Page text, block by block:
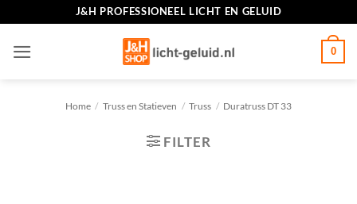
inhoud
J&H PROFESSIONEEL LICHT EN GELUID
0
Home / Truss en Statieven / Truss / Duratruss DT 33
FILTER